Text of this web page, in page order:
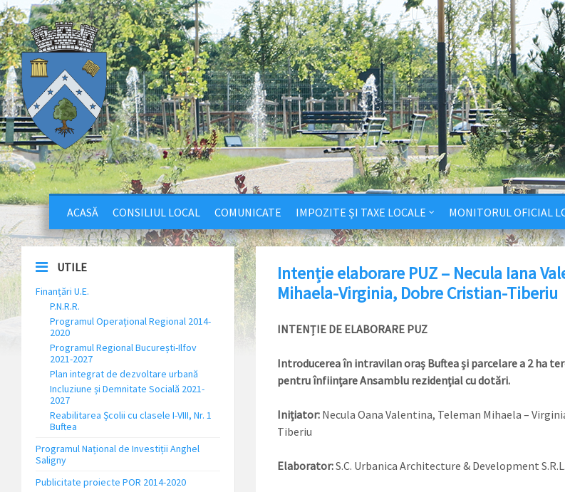
ACASĂ CONSILIUL LOCAL COMUNICATE IMPOZITE ȘI TAXE LOCALE MONITORUL OFICIAL
Intenție elaborare PUZ – Necula Iana
Mihaela-Virginia, Dobre Cristian-Tiberiu
INTENȚIE DE ELABORARE PUZ
Introducerea în intravilan oraș Buftea și parcelare a 2 ha
pentru înființare Ansamblu rezidențial cu dotări.
Inițiator:Necula Oana Valentina, Teleman Mihaela –
Tiberiu
Elaborator:S.C. Urbanica Architecture & Development S.R.L.
UTILE
Finanțări U.E.
P.N.R.R.
Programul Operațional Regional 2014-
2020
Programul Regional București-Ilfov
2021-2027
Plan integrat de dezvoltare urbană
Incluziune și Demnitate Socială 2021-
2027
Reabilitarea Școlii cu clasele I-VIII, Nr. 1
Buftea
Programul Național de Investiții Anghel
Saligny
Publicitate proiecte POR 2014-2020